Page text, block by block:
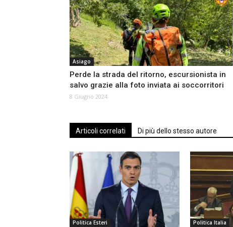
Asiago
Perde la strada del ritorno, escursionista in
salvo grazie alla foto inviata ai soccorritori
8 Giugno 2024
Articoli correlati Di più dello stesso autore
Politica Esteri Politica Italia